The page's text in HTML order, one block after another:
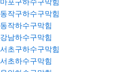
마포구하수구막힘
동작구하수구막힘
동작하수구막힘
강남하수구막힘
서초구하수구막힘
서초하수구막힘